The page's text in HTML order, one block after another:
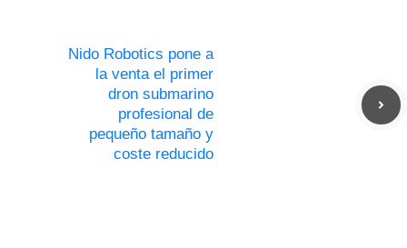
Nido Robotics pone a
la venta el primer
dron submarino
profesional de
pequeño tamaño y
coste reducido